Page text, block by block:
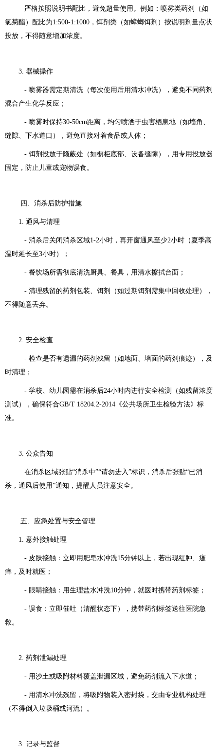
严格按照说明书配比，避免超量使用。例如：喷雾类药剂（如
氯菊酯）配比为1:500-1:1000，饵剂类（如蟑螂饵剂）按说明剂量点状
投放，不得随意增加浓度。
3. 器械操作
- 喷雾器需定期清洗（每次使用后用清水冲洗），避免不同药剂
混合产生化学反应；
- 喷雾时保持30-50cm距离，均匀喷洒于虫害栖息地（如墙角、
缝隙、下水道口），避免直接对着食品或人体；
- 饵剂投放于隐蔽处（如橱柜底部、设备缝隙），用专用投放器
固定，防止儿童或宠物误食。
四、消杀后防护措施
1. 通风与清理
- 消杀后关闭消杀区域1-2小时，再开窗通风至少2小时（夏季高
温时延长至3小时）；
- 餐饮场所需彻底清洗厨具、餐具，用清水擦拭台面；
- 清理残留的药剂包装、饵剂（如过期饵剂需集中回收处理），
不得随意丢弃。
2. 安全检查
- 检查是否有遗漏的药剂残留（如地面、墙面的药剂痕迹），及
时清理；
- 学校、幼儿园需在消杀后24小时内进行安全检测（如残留浓度
测试），确保符合GB/T 18204.2-2014《公共场所卫生检验方法》标
准。
3. 公众告知
在消杀区域张贴“消杀中”“请勿进入”标识，消杀后张贴“已消
杀，通风后使用”通知，提醒人员注意安全。
五、应急处置与安全管理
1. 意外接触处理
- 皮肤接触：立即用肥皂水冲洗15分钟以上，若出现红肿、瘙
痒，及时就医；
- 眼睛接触：用生理盐水冲洗10分钟，就医时携带药剂标签；
- 误食：立即催吐（清醒状态下），携带药剂标签送往医院急
救。
2. 药剂泄漏处理
- 用沙土或吸附材料覆盖泄漏区域，避免药剂流入下水道；
- 用清水冲洗残留，将吸附物装入密封袋，交由专业机构处理
（不得倒入垃圾桶或河流）。
3. 记录与监督